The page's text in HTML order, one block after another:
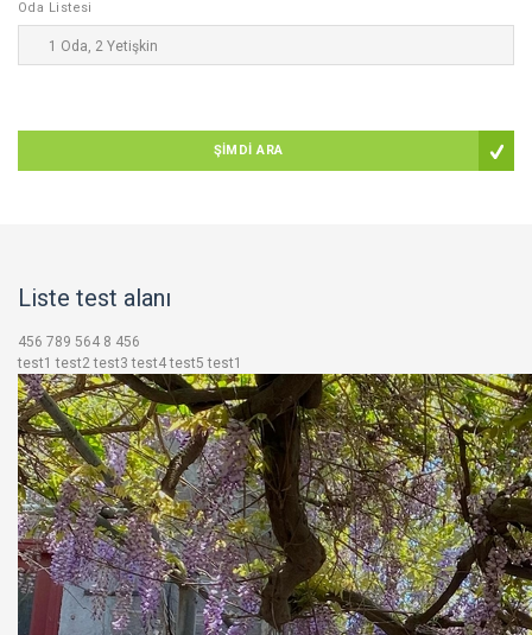
Oda Listesi
1 Oda, 2 Yetişkin
ŞİMDİ ARA
Liste test alanı
456 789 564 8 456
test1 test2 test3 test4 test5test1